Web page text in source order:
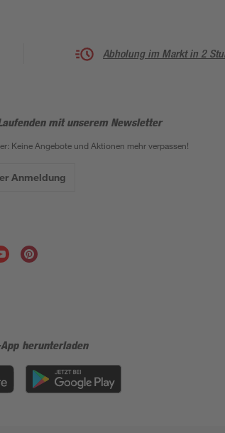
Abholung im Markt in 2
mit unserem Newsletter
Keine Angebote und Aktionen mehr verpassen!
Anmeldung
herunterladen